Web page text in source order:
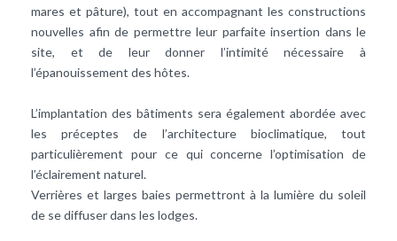
mares et pâture), tout en accompagnant les constructions
nouvelles afin de permettre leur parfaite insertion dans le
site, et de leur donner l’intimité nécessaire à
l’épanouissement des hôtes.
L’implantation des bâtiments sera également abordée avec
les préceptes de l’architecture bioclimatique, tout
particulièrement pour ce qui concerne l’optimisation de
l’éclairement naturel.
Verrières et larges baies permettront à la lumière du soleil
de se diffuser dans les lodges.